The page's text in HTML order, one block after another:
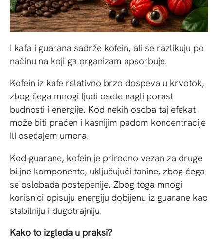
I kafa i guarana sadrže kofein, ali se razlikuju po
načinu na koji ga organizam apsorbuje.
Kofein iz kafe relativno brzo dospeva u krvotok,
zbog čega mnogi ljudi osete nagli porast
budnosti i energije. Kod nekih osoba taj efekat
može biti praćen i kasnijim padom koncentracije
ili osećajem umora.
Kod guarane, kofein je prirodno vezan za druge
biljne komponente, uključujući tanine, zbog čega
se oslobađa postepenije. Zbog toga mnogi
korisnici opisuju energiju dobijenu iz guarane kao
stabilniju i dugotrajniju.
Kako to izgleda u praksi?